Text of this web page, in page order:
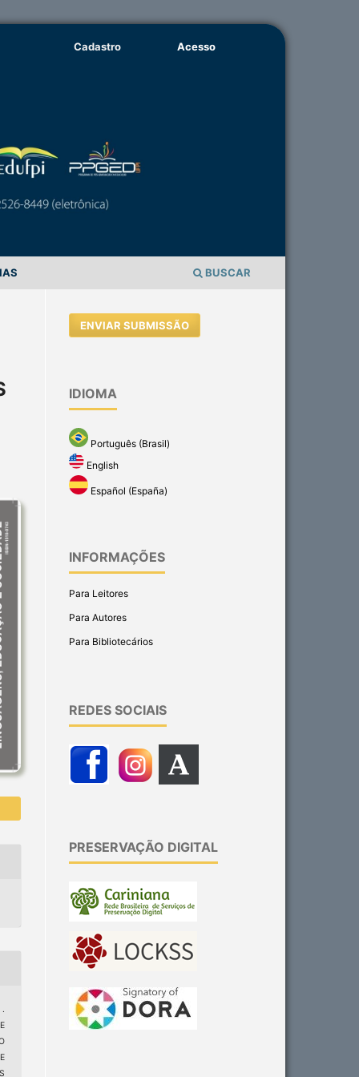
BUSCAR
Cadastro Acesso
.
ENVIAR SUBMISSÃO
IDIOMA
Português (Brasil)
English
Español (España)
INFORMAÇÕES
Para Leitores
Para Autores
Para Bibliotecários
REDES SOCIAIS
PRESERVAÇÃO DIGITAL